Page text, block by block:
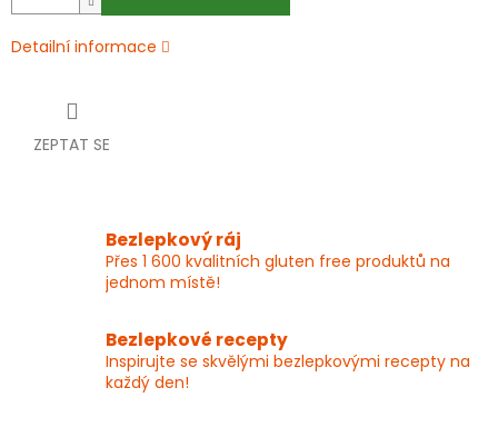
Detailní informace
ZEPTAT SE
Bezlepkový ráj
Přes 1 600 kvalitních gluten free produktů na
jednom místě!
Bezlepkové recepty
Inspirujte se skvělými bezlepkovými recepty na
každý den!